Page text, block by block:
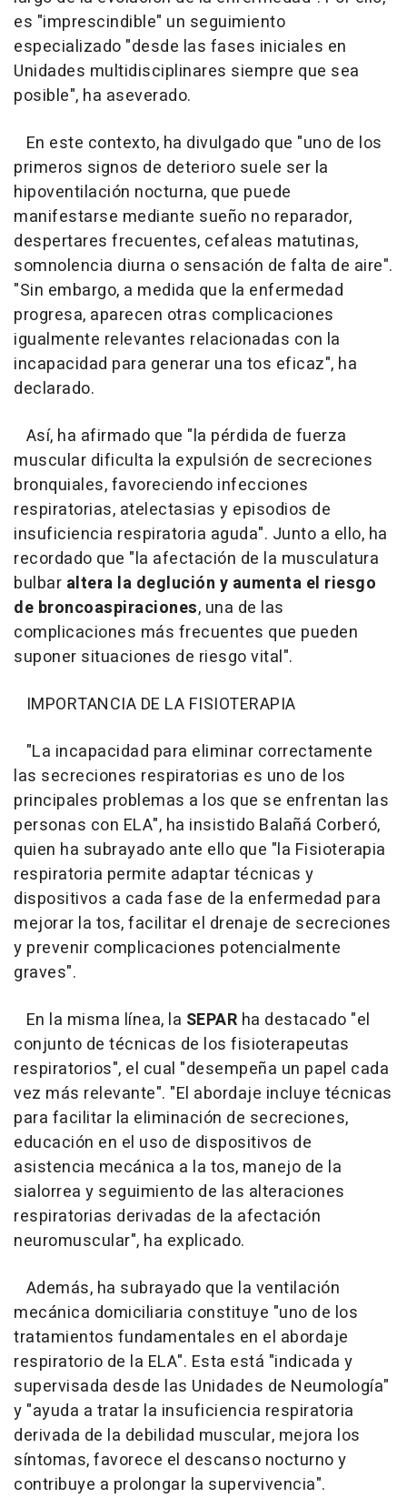
es "imprescindible" un seguimiento
especializado "desde las fases iniciales en
Unidades multidisciplinares siempre que sea
posible", ha aseverado.
En este contexto, ha divulgado que "uno de los
primeros signos de deterioro suele ser la
hipoventilación nocturna, que puede
manifestarse mediante sueño no reparador,
despertares frecuentes, cefaleas matutinas,
somnolencia diurna o sensación de falta de aire".
"Sin embargo, a medida que la enfermedad
progresa, aparecen otras complicaciones
igualmente relevantes relacionadas con la
incapacidad para generar una tos eficaz", ha
declarado.
Así, ha afirmado que "la pérdida de fuerza
muscular dificulta la expulsión de secreciones
bronquiales, favoreciendo infecciones
respiratorias, atelectasias y episodios de
insuficiencia respiratoria aguda". Junto a ello, ha
recordado que "la afectación de la musculatura
bulbar altera la deglución y aumenta el riesgo
de broncoaspiraciones, una de las
complicaciones más frecuentes que pueden
suponer situaciones de riesgo vital".
IMPORTANCIA DE LA FISIOTERAPIA
"La incapacidad para eliminar correctamente
las secreciones respiratorias es uno de los
principales problemas a los que se enfrentan las
personas con ELA", ha insistido Balañá Corberó,
quien ha subrayado ante ello que "la Fisioterapia
respiratoria permite adaptar técnicas y
dispositivos a cada fase de la enfermedad para
mejorar la tos, facilitar el drenaje de secreciones
y prevenir complicaciones potencialmente
graves".
En la misma línea, la SEPAR ha destacado "el
conjunto de técnicas de los fisioterapeutas
respiratorios", el cual "desempeña un papel cada
vez más relevante". "El abordaje incluye técnicas
para facilitar la eliminación de secreciones,
educación en el uso de dispositivos de
asistencia mecánica a la tos, manejo de la
sialorrea y seguimiento de las alteraciones
respiratorias derivadas de la afectación
neuromuscular", ha explicado.
Además, ha subrayado que la ventilación
mecánica domiciliaria constituye "uno de los
tratamientos fundamentales en el abordaje
respiratorio de la ELA". Esta está "indicada y
supervisada desde las Unidades de Neumología"
y "ayuda a tratar la insuficiencia respiratoria
derivada de la debilidad muscular, mejora los
síntomas, favorece el descanso nocturno y
contribuye a prolongar la supervivencia".